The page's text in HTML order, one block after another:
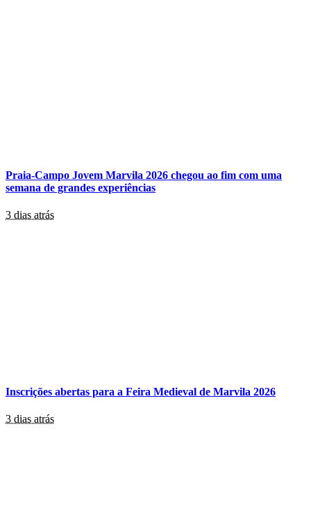
Praia-Campo Jovem Marvila 2026 chegou ao fim com uma
semana de grandes experiências
3 dias atrás
Inscrições abertas para a Feira Medieval de Marvila 2026
3 dias atrás